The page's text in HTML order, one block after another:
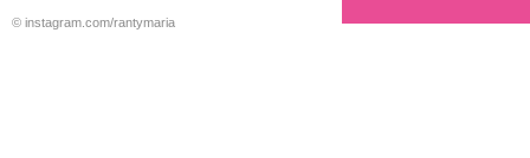
© instagram.com/rantymaria